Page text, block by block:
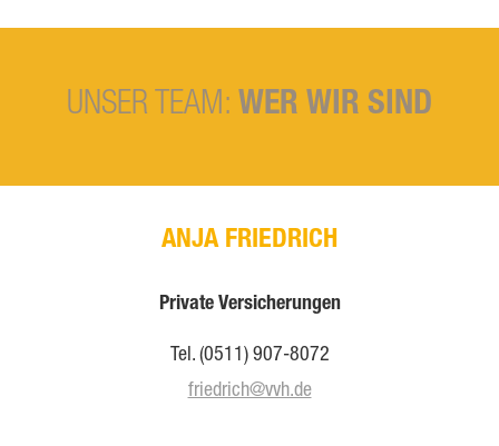
UNSER TEAM: WER WIR SIND
ANJA FRIEDRICH
Private Versicherungen
Tel. (0511) 907-8072
friedrich@vvh.de